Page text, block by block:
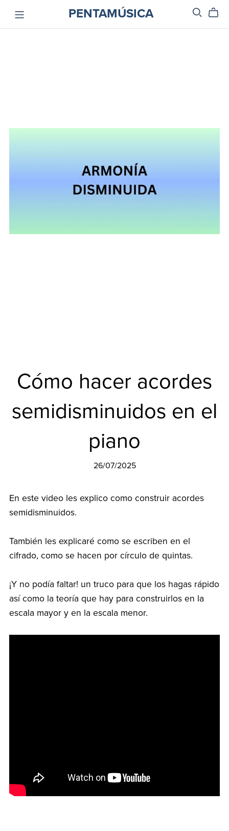
PENTAMÚSICA
Cómo hacer acordes
semidisminuidos en el
piano
26/07/2025
En este video les explico como construir acordes
semidisminuidos.
También les explicaré como se escriben en el
cifrado, como se hacen por círculo de quintas.
¡Y no podía faltar! un truco para que los hagas rápido
así como la teoría que hay para construirlos en la
escala mayor y en la escala menor.